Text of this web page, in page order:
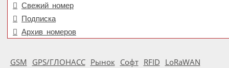
Свежий номер
Подписка
Архив номеров
GSM GPS/ГЛОНАСС Рынок Софт RFID LoRaWAN